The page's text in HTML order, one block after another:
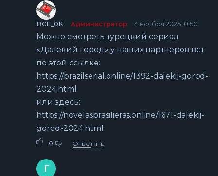
BCE_0K Администратор 4 ноября 2025 10:50
Можно смотреть турецкий сериал
«Далёкий город» у наших партнёров вот
по этой ссылке:
https://brazilserial.online/1392-dalekij-gorod-
2024.html
или здесь:
https://novelasbrasilieras.online/1671-dalekij-
gorod-2024.html
0 Ответить
Г